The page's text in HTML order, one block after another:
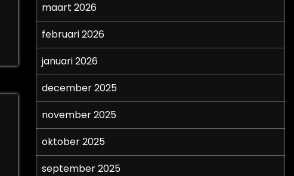
maart 2026
februari 2026
januari 2026
december 2025
november 2025
oktober 2025
september 2025